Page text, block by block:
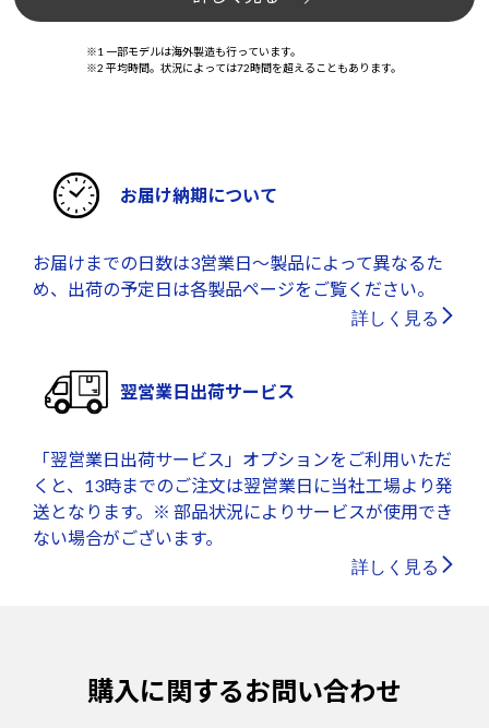
※1 一部モデルは海外製造も行っています。
※2 平均時間。状況によっては72時間を超えることもあります。
お届け納期について
お届けまでの日数は3営業日～製品によって異なるた
め、出荷の予定日は各製品ページをご覧ください。
詳しく見る
翌営業日出荷サービス
「翌営業日出荷サービス」オプションをご利用いただ
くと、13時までのご注文は翌営業日に当社工場より発
送となります。※ 部品状況によりサービスが使用でき
ない場合がございます。
詳しく見る
購入に関するお問い合わせ